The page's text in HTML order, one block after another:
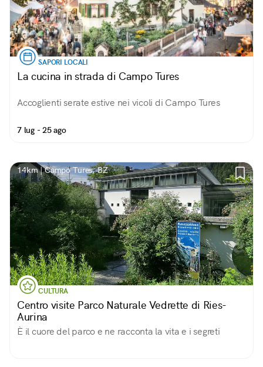
SAPORI LOCALI
La cucina in strada di Campo Tures
Accoglienti serate estive nei vicoli di Campo Tures
7 lug - 25 ago
14km | Campo Tures, BZ
CULTURA
Centro visite Parco Naturale Vedrette di Ries-
Aurina
È il cuore del parco e ne racconta la vita e i segreti